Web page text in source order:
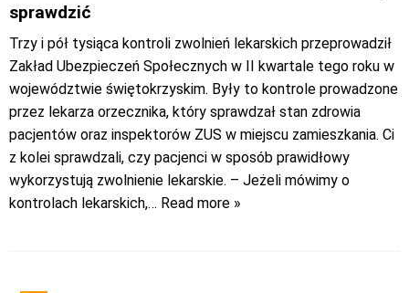
sprawdzić
Trzy i pół tysiąca kontroli zwolnień lekarskich przeprowadził
Zakład Ubezpieczeń Społecznych w II kwartale tego roku w
województwie świętokrzyskim. Były to kontrole prowadzone
przez lekarza orzecznika, który sprawdzał stan zdrowia
pacjentów oraz inspektorów ZUS w miejscu zamieszkania. Ci
z kolei sprawdzali, czy pacjenci w sposób prawidłowy
wykorzystują zwolnienie lekarskie. – Jeżeli mówimy o
kontrolach lekarskich,… Read more »